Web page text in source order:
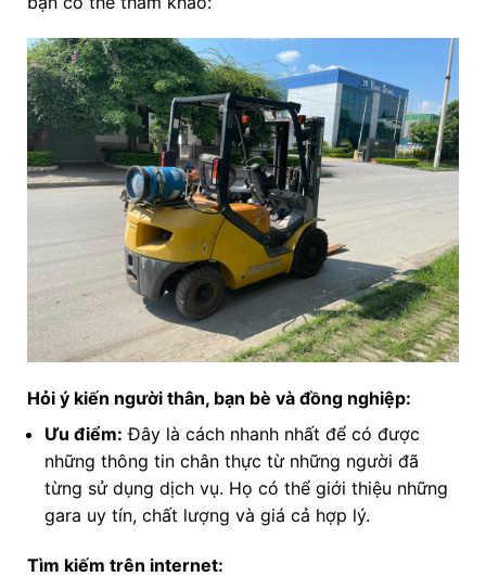
Hỏi ý kiến người thân, bạn bè và đồng nghiệp:
Ưu điểm: Đây là cách nhanh nhất để có được
những thông tin chân thực từ những người đã
từng sử dụng dịch vụ. Họ có thể giới thiệu những
gara uy tín, chất lượng và giá cả hợp lý.
Tìm kiếm trên internet: